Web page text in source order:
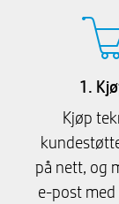
1.
Kjøp
på nett, og
e-post